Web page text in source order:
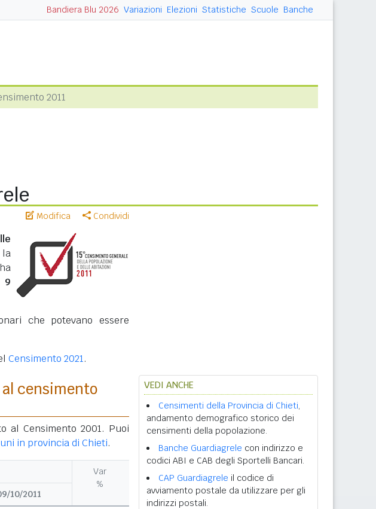
Bandiera Blu 2026 Variazioni Elezioni Statistiche Scuole Banche
2011
Modifica Condividi
la
9
che potevano essere
Censimento 2021.
censimento
al Censimento 2001. Puoi
in provincia di Chieti.
Var
%
10/2011
VEDI ANCHE
Censimenti della Provincia di Chieti,
andamento demografico storico dei
censimenti della popolazione.
Banche Guardiagrele con indirizzo e
codici ABI e CAB degli Sportelli Bancari.
CAP Guardiagrele il codice di
avviamento postale da utilizzare per gli
indirizzi postali.